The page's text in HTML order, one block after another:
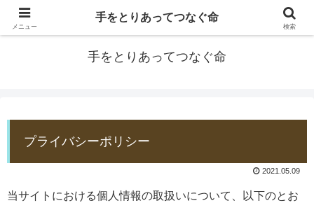
防災士EDOGAWA
手をとりあってつなぐ命
プライバシーポリシー
2021.05.09
当サイトにおける個人情報の取扱いについて、以下のとお
メニュー
手をとりあってつなぐ命
検索